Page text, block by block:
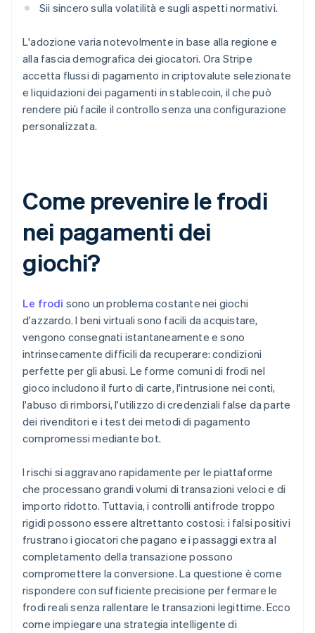
Sii sincero sulla volatilità e sugli aspetti normativi.
L'adozione varia notevolmente in base alla regione e
alla fascia demografica dei giocatori. Ora Stripe
accetta flussi di pagamento in criptovalute selezionate
e liquidazioni dei pagamenti in stablecoin, il che può
rendere più facile il controllo senza una configurazione
personalizzata.
Come prevenire le frodi
nei pagamenti dei
giochi?
Le frodi sono un problema costante nei giochi
d'azzardo. I beni virtuali sono facili da acquistare,
vengono consegnati istantaneamente e sono
intrinsecamente difficili da recuperare: condizioni
perfette per gli abusi. Le forme comuni di frodi nel
gioco includono il furto di carte, l'intrusione nei conti,
l'abuso di rimborsi, l'utilizzo di credenziali false da parte
dei rivenditori e i test dei metodi di pagamento
compromessi mediante bot.
I rischi si aggravano rapidamente per le piattaforme
che processano grandi volumi di transazioni veloci e di
importo ridotto. Tuttavia, i controlli antifrode troppo
rigidi possono essere altrettanto costosi: i falsi positivi
frustrano i giocatori che pagano e i passaggi extra al
completamento della transazione possono
compromettere la conversione. La questione è come
rispondere con sufficiente precisione per fermare le
frodi reali senza rallentare le transazioni legittime. Ecco
come impiegare una strategia intelligente di